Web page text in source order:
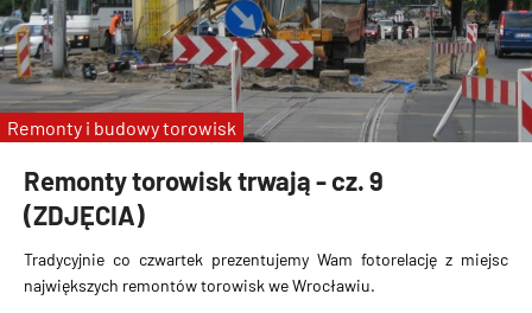
Remonty torowisk trwają - cz. 9
(ZDJĘCIA)
Tradycyjnie co czwartek prezentujemy Wam fotorelację z miejsc
największych remontów torowisk we Wrocławiu.
Remonty i budowy torowisk